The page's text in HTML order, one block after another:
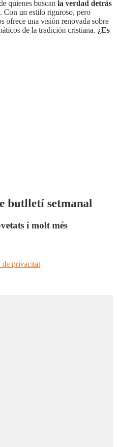
quienes buscan la verdad detrás
. Con un estilo riguroso, pero
ofrece una visión renovada sobre
de la tradición cristiana. ¿Es
butlletí setmanal
i molt més
de privacitat